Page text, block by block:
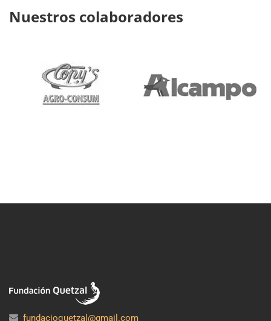
Nuestros colaboradores
fundacioquetzal@gmail.com